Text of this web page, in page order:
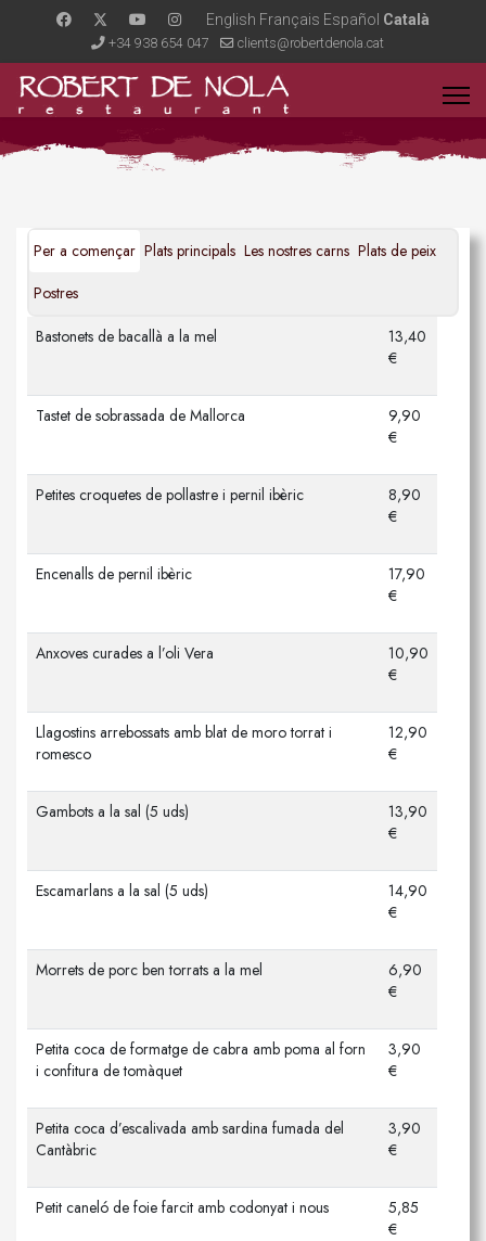
English Français Español Català
+34 938 654 047 clients@robertdenola.cat
Per a començar Plats principals Les nostres carns Plats de peix
Postres
Bastonets de bacallà a la mel
13,40
€
Tastet de sobrassada de Mallorca
9,90
€
Petites croquetes de pollastre i pernil ibèric
8,90
€
Encenalls de pernil ibèric
17,90
€
Anxoves curades a l’oli Vera
10,90
€
Llagostins arrebossats amb blat de moro torrat i
romesco
12,90
€
Gambots a la sal (5 uds)
13,90
€
Escamarlans a la sal (5 uds)
14,90
€
Morrets de porc ben torrats a la mel
6,90
€
Petita coca de formatge de cabra amb poma al forn
i confitura de tomàquet
3,90
€
Petita coca d’escalivada amb sardina fumada del
Cantàbric
3,90
€
Petit caneló de foie farcit amb codonyat i nous
5,85
€